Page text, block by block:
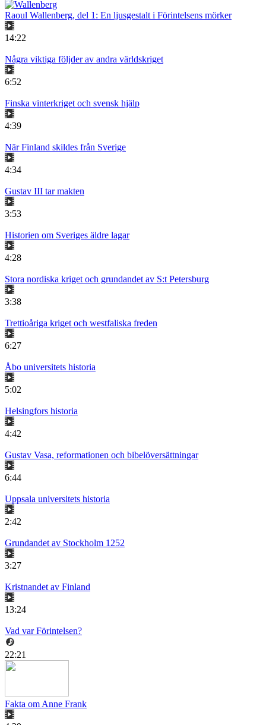
Raoul Wallenberg, del 1: En ljusgestalt i Förintelsens mörker
14:22
Några viktiga följder av andra världskriget
6:52
Finska vinterkriget och svensk hjälp
4:39
När Finland skildes från Sverige
4:34
Gustav III tar makten
3:53
Historien om Sveriges äldre lagar
4:28
Stora nordiska kriget och grundandet av S:t Petersburg
3:38
Trettioåriga kriget och westfaliska freden
6:27
Åbo universitets historia
5:02
Helsingfors historia
4:42
Gustav Vasa, reformationen och bibelöversättningar
6:44
Uppsala universitets historia
2:42
Grundandet av Stockholm 1252
3:27
Kristnandet av Finland
13:24
Vad var Förintelsen?
22:21
Fakta om Anne Frank